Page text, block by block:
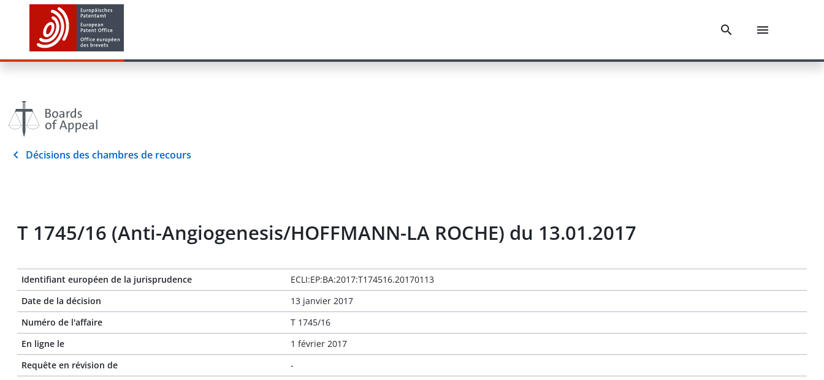
Décisions des chambres de recours
T 1745/16 (Anti-Angiogenesis/HOFFMANN-LA ROCHE) du 13.01.2017
Identifiant européen de la jurisprudence
ECLI:EP:BA:2017:T174516.20170113
Date de la décision
13 janvier 2017
Numéro de l'affaire
T 1745/16
En ligne le
1 février 2017
Requête en révision de
-